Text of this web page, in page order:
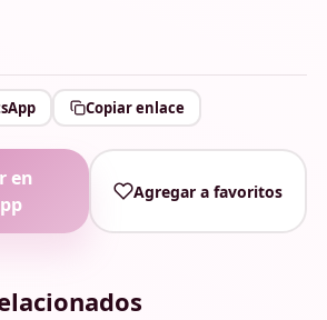
Copiar enlace
en
Agregar a favoritos